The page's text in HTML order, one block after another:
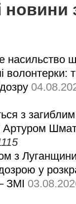
новини
насильство
волонтерки:
з загиблим
Артуром
з
у
ЗМІ